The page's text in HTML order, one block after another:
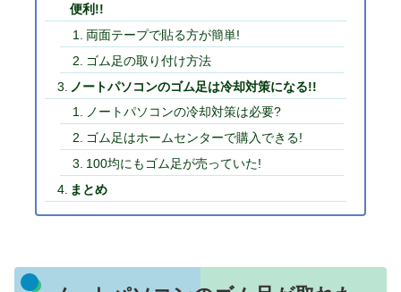
便利!!
両面テープで貼る方が簡単!
ゴム足の取り付け方法
ノートパソコンのゴム足は冷却対策になる!!
ノートパソコンの冷却対策は必要?
ゴム足はホームセンターで購入できる!
100均にもゴム足が売っていた!
まとめ